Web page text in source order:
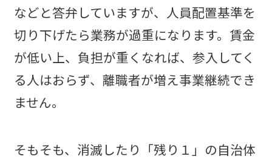
などと答弁していますが、人員配置基準を
切り下げたら業務が過重になります。賃金
が低い上、負担が重くなれば、参入してく
る人はおらず、離職者が増え事業継続でき
ません。
そもそも、消滅したり「残り１」の自治体